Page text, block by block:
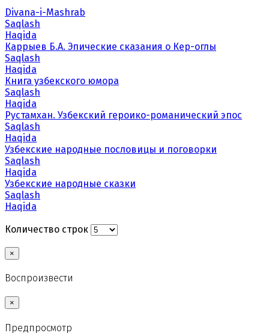
Divana-i-Mashrab
Saqlash
Haqida
Каррыев Б.А. Эпические сказания о Кер-оглы
Saqlash
Haqida
Книга узбекского юмора
Saqlash
Haqida
Рустамхан. Узбекский героико-романический эпос
Saqlash
Haqida
Узбекские народные пословицы и поговорки
Saqlash
Haqida
Узбекские народные сказки
Saqlash
Haqida
Количество строк
×
Воспроизвести
×
Предпросмотр